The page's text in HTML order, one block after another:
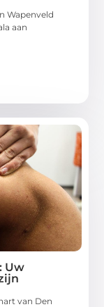
Wapenveld
aan
Uw
van Den